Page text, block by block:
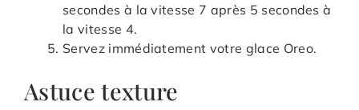
secondes à la vitesse 7 après 5 secondes à
la vitesse 4.
Servez immédiatement votre glace Oreo.
Astuce texture